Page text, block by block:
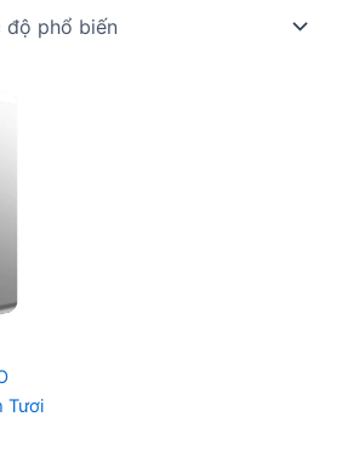
Tươi